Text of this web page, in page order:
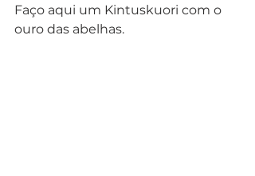
Faço aqui um Kintuskuori com o
ouro das abelhas.